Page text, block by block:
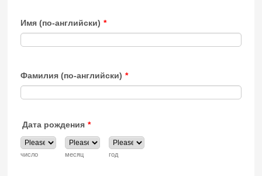
Имя (по-английски) *
Фамилия (по-английски) *
Дата рождения *
число месяц год